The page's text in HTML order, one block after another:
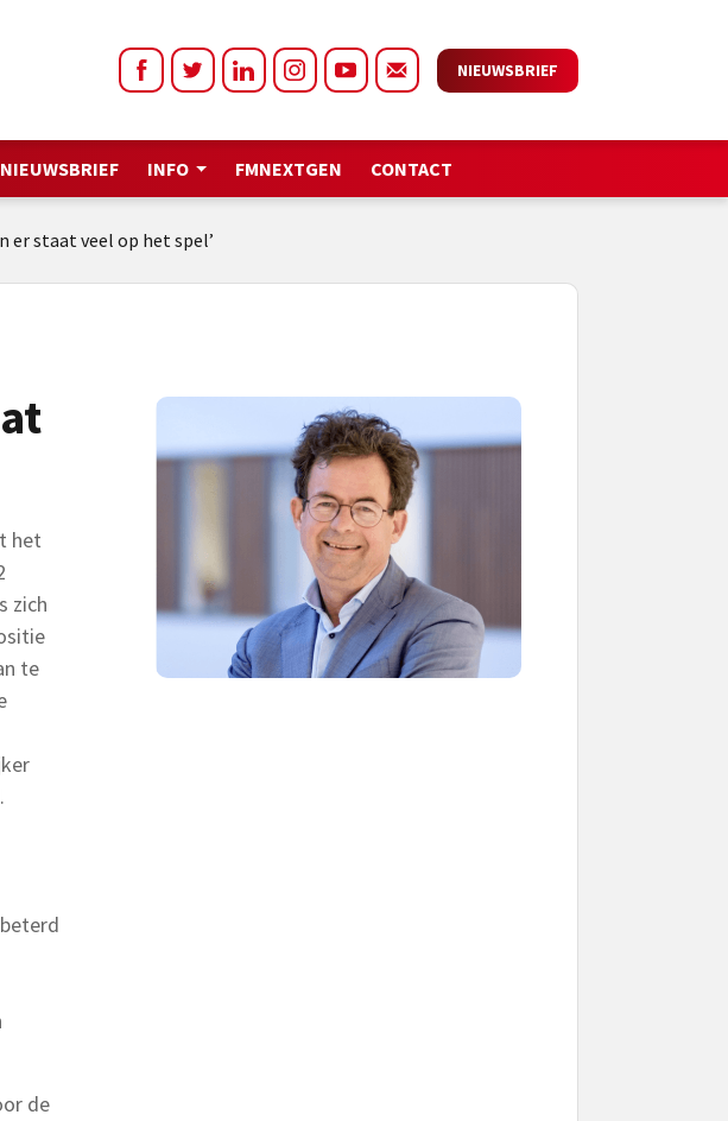
NIEUWSBRIEF
NIEUWSBRIEF INFO FMNEXTGEN CONTACT
er staat veel op het spel’
het
zich
te
de